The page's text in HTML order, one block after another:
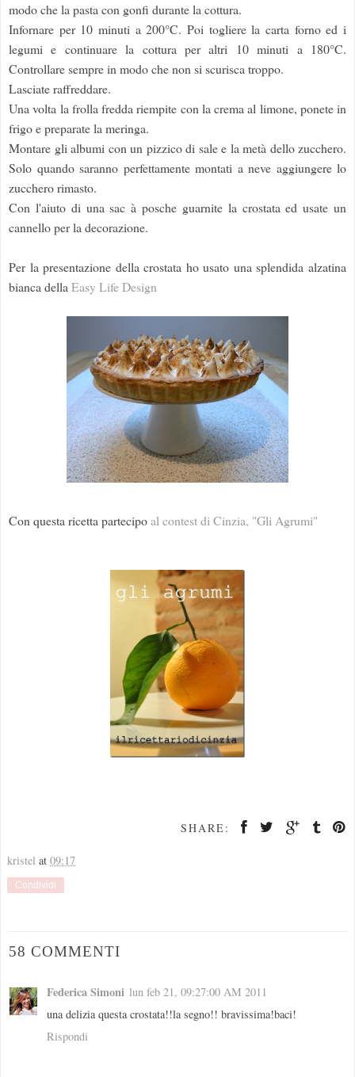
modo che la pasta con gonfi durante la cottura.
Infornare per 10 minuti a 200°C. Poi togliere la carta forno ed i
legumi e continuare la cottura per altri 10 minuti a 180°C.
Controllare sempre in modo che non si scurisca troppo.
Lasciate raffreddare.
Una volta la frolla fredda riempite con la crema al limone, ponete in
frigo e preparate la meringa.
Montare gli albumi con un pizzico di sale e la metà dello zucchero.
Solo quando saranno perfettamente montati a neve aggiungere lo
zucchero rimasto.
Con l'aiuto di una sac à posche guarnite la crostata ed usate un
cannello per la decorazione.
Per la presentazione della crostata ho usato una splendida alzatina
bianca dellaEasy Life Design
Con questa ricetta partecipoal contest di Cinzia, "Gli Agrumi"
SHARE:
kristel at 09:17
Condividi
58 COMMENTI
Federica Simoni lun feb 21, 09:27:00 AM 2011
una delizia questa crostata!!la segno!! bravissima!baci!
Rispondi